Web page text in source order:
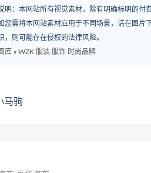
明：本网站所有视觉素材，除有明确标明的付
您需将本网站素材应用于不同场景，请在图片
，则可能存在侵权的法律风险。
库 » WZK 服装 服饰 时尚品牌
马驹